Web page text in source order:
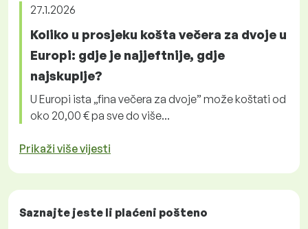
27.1.2026
Koliko u prosjeku košta večera za dvoje u
Europi: gdje je najjeftnije, gdje
najskuplje?
U Europi ista „fina večera za dvoje” može koštati od
oko 20,00 € pa sve do više...
Prikaži više vijesti
Saznajte jeste li plaćeni pošteno